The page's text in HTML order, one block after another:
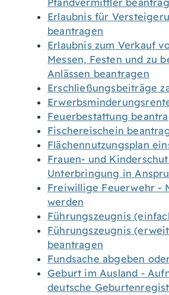
Pfandvermittler
Erlaubnis für
beantragen
Erlaubnis zum Verkauf
Messen, Festen und zu
Anlässen beantragen
Erschließungsbeiträge
Feuerbestattung
Fischereischein
Flächennutzungsplan
Frauen- und
Unterbringung in
Freiwillige Feuerwehr -
werden
Führungszeugnis
Führungszeugnis
beantragen
Fundsache abgeben
Geburt im Ausland -
deutsche